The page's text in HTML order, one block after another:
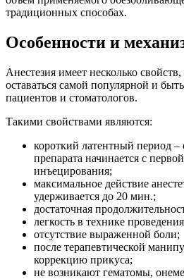
традиционных способах.
Особенности и
Анестезия имеет несколько
оставаться самой популярной и
пациентов и стоматологов.
Такими свойствами являются:
короткий латентный период –
препарата начинается с
инъецирования;
максимальное действие
удерживается до 20 мин.;
достаточная
легкость в технике
отсутствие выраженной боли;
после терапевтической
коррекцию прикуса;
не возникают гематомы,